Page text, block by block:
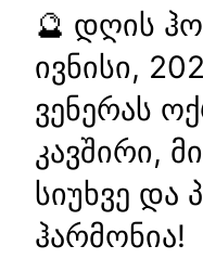
🔮 დღის
ივნისი,
ვენერას
კავშირი,
სიუხვე და
ჰარმონია!